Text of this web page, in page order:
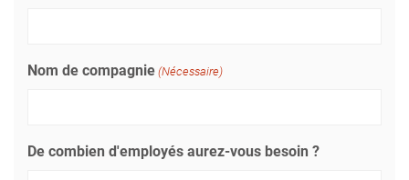
Nom de compagnie (Nécessaire)
De combien d'employés aurez-vous besoin ?